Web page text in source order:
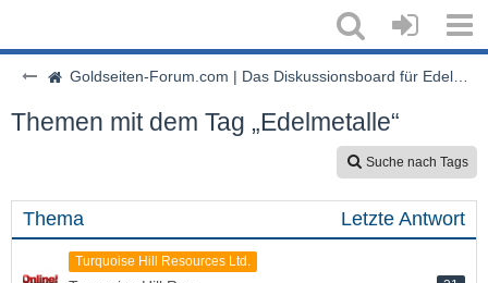
Goldseiten-Forum.com | Das Diskussionsboard für Edelmetalle & Rohstoffe
Themen mit dem Tag „Edelmetalle“
Suche nach Tags
Thema Letzte Antwort
Turquoise Hill Resources Ltd.